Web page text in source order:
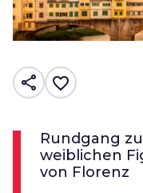
share favorite_border
Rundgang
weiblichen
von Florenz